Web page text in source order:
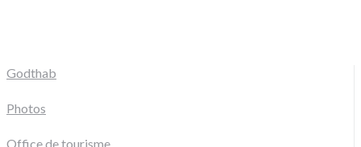
Godthab
Photos
Office de tourisme